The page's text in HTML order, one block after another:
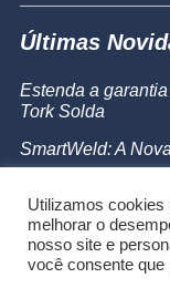
Últimas
Estenda a
Tork Solda
SmartWeld: A
Powermax 45
Utilizamos cookies
melhorar o
nosso site e
você consente